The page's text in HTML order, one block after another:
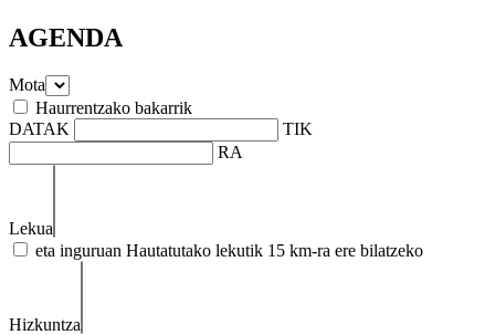
AGENDA
Mota
Haurrentzako bakarrik
DATAK
TIK
RA
Lekua
eta inguruan Hautatutako lekutik 15 km-ra ere bilatzeko
Hizkuntza